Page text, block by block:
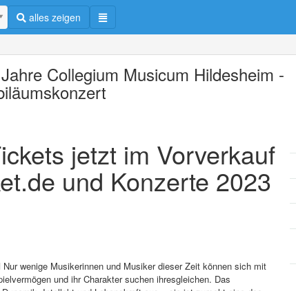
alles zeigen
Collegium Musicum Hildesheim -
jetzt im Vorverkauf
und Konzerte 2023
wenige Musikerinnen und Musiker dieser Zeit können sich mit
und ihr Charakter suchen ihresgleichen. Das